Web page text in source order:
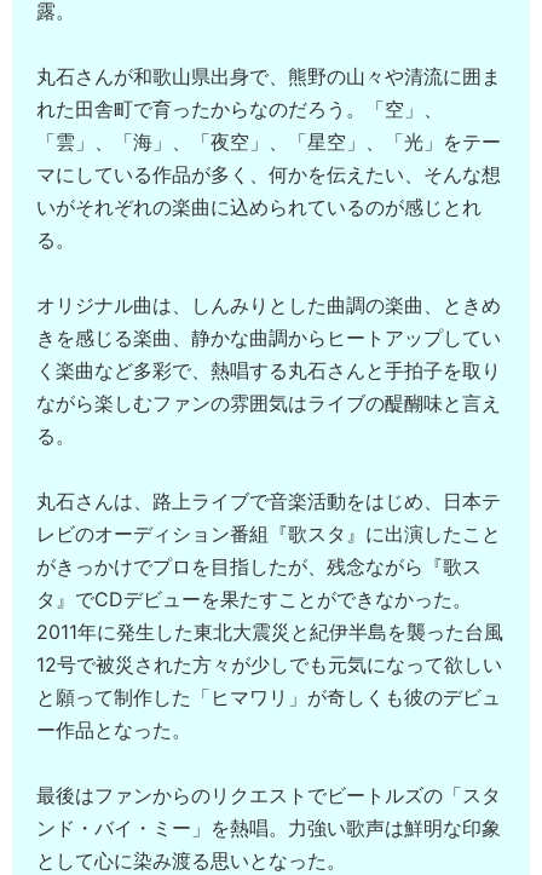
露。
丸石さんが和歌山県出身で、熊野の山々や清流に囲ま
れた田舎町で育ったからなのだろう。「空」、
「雲」、「海」、「夜空」、「星空」、「光」をテー
マにしている作品が多く、何かを伝えたい、そんな想
いがそれぞれの楽曲に込められているのが感じとれ
る。
オリジナル曲は、しんみりとした曲調の楽曲、ときめ
きを感じる楽曲、静かな曲調からヒートアップしてい
く楽曲など多彩で、熱唱する丸石さんと手拍子を取り
ながら楽しむファンの雰囲気はライブの醍醐味と言え
る。
丸石さんは、路上ライブで音楽活動をはじめ、日本テ
レビのオーディション番組『歌スタ』に出演したこと
がきっかけでプロを目指したが、残念ながら『歌ス
タ』でCDデビューを果たすことができなかった。
2011年に発生した東北大震災と紀伊半島を襲った台風
12号で被災された方々が少しでも元気になって欲しい
と願って制作した「ヒマワリ」が奇しくも彼のデビュ
ー作品となった。
最後はファンからのリクエストでビートルズの「スタ
ンド・バイ・ミー」を熱唱。力強い歌声は鮮明な印象
として心に染み渡る思いとなった。